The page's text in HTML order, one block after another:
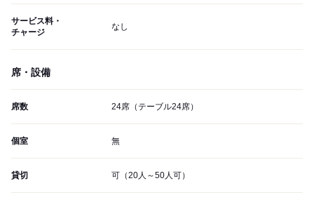
サービス料・
チャージ
なし
席・設備
席数 24席（テーブル24席）
個室 無
貸切 可（20人～50人可）